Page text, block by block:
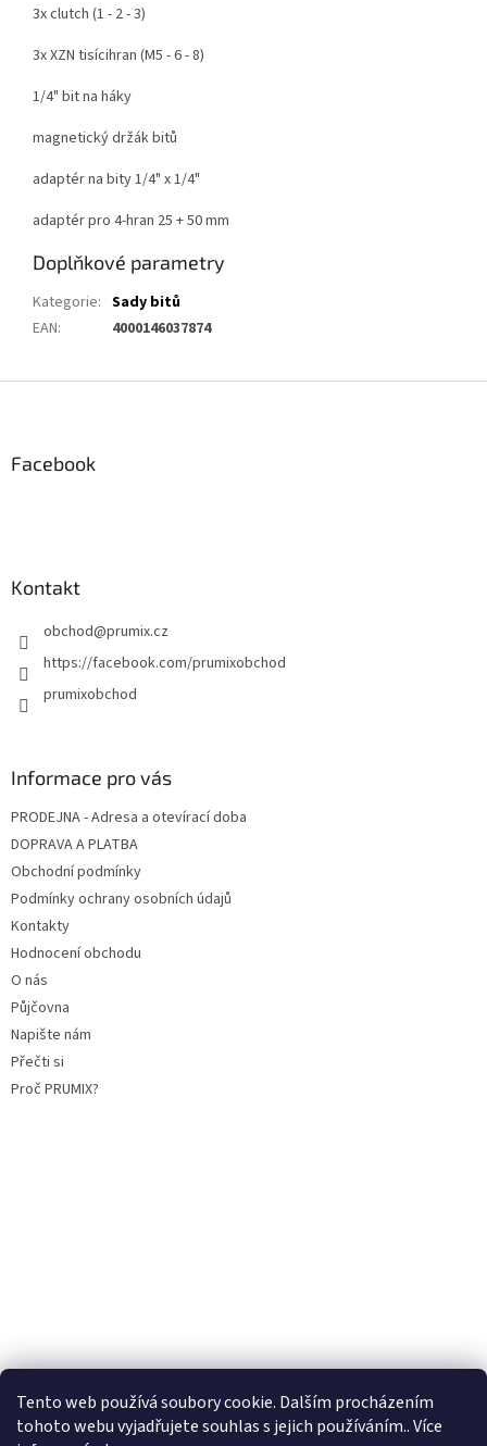
Tento web používá soubory cookie. Dalším procházením
tohoto webu vyjadřujete souhlas s jejich používáním.. Více
3x clutch (1 - 2 - 3)
3x XZN tisícihran (M5 - 6 - 8)
1/4" bit na háky
magnetický držák bitů
adaptér na bity 1/4" x 1/4"
adaptér pro 4-hran 25 + 50 mm
Doplňkové parametry
Kategorie: Sady bitů
EAN: 4000146037874
Facebook
Kontakt
obchod@prumix.cz
https://facebook.com/prumixobchod
prumixobchod
Informace pro vás
PRODEJNA - Adresa a otevírací doba
DOPRAVA A PLATBA
Obchodní podmínky
Podmínky ochrany osobních údajů
Kontakty
Hodnocení obchodu
O nás
Půjčovna
Napište nám
Přečti si
Proč PRUMIX?